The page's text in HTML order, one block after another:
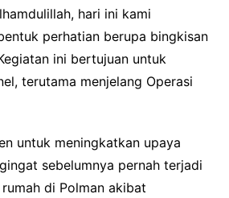
hari ini kami
perhatian berupa bingkisan
ini bertujuan untuk
terutama menjelang Operasi
untuk meningkatkan upaya
sebelumnya pernah terjadi
di Polman akibat